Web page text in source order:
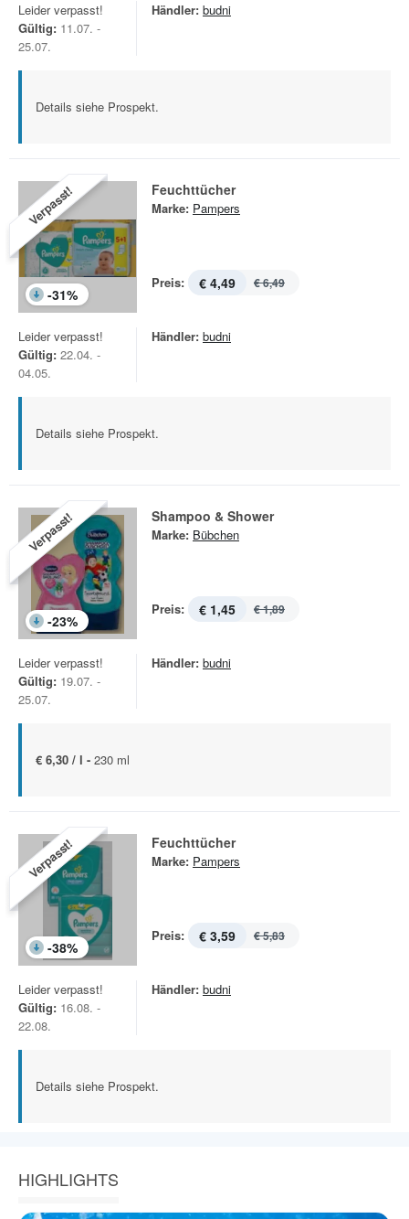
Leider verpasst!
Gültig: 11.07. -
25.07.
Händler: budni
Details siehe Prospekt.
Verpasst!
-31%
Feuchttücher
Marke: Pampers
Preis: € 4,49 € 6,49
Leider verpasst!
Gültig: 22.04. -
04.05.
Händler: budni
Details siehe Prospekt.
Verpasst!
-23%
Shampoo & Shower
Marke: Bübchen
Preis: € 1,45 € 1,89
Leider verpasst!
Gültig: 19.07. -
25.07.
Händler: budni
€ 6,30 / l - 230 ml
Verpasst!
-38%
Feuchttücher
Marke: Pampers
Preis: € 3,59 € 5,83
Leider verpasst!
Gültig: 16.08. -
22.08.
Händler: budni
Details siehe Prospekt.
HIGHLIGHTS